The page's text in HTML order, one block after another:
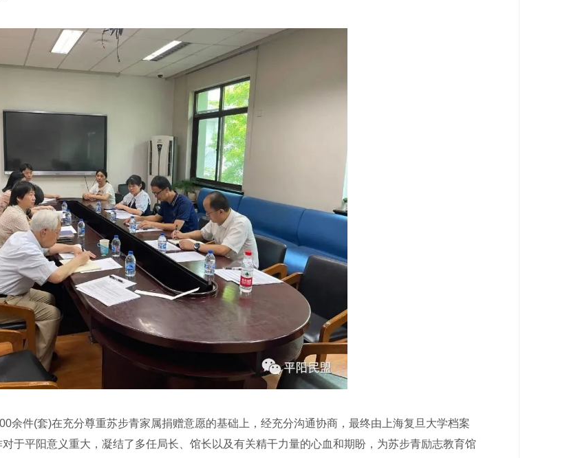
件(套)在充分尊重苏步青家属捐赠意愿的基础上，经充分沟通协商，最终由上海复旦大学档案
于平阳意义重大，凝结了多任局长、馆长以及有关精干力量的心血和期盼，为苏步青励志教育馆